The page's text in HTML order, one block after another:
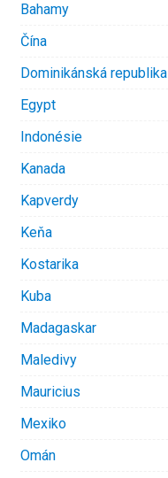
Bahamy
Čína
Dominikánská republika
Egypt
Indonésie
Kanada
Kapverdy
Keňa
Kostarika
Kuba
Madagaskar
Maledivy
Mauricius
Mexiko
Omán